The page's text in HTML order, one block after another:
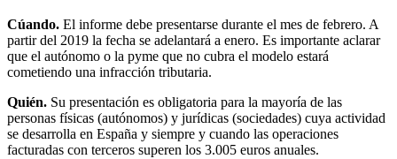
Cúando. El informe debe presentarse durante el mes de febrero. A
partir del 2019 la fecha se adelantará a enero. Es importante aclarar
que el autónomo o la pyme que no cubra el modelo estará
cometiendo una infracción tributaria.
Quién. Su presentación es obligatoria para la mayoría de las
personas físicas (autónomos) y jurídicas (sociedades) cuya actividad
se desarrolla en España y siempre y cuando las operaciones
facturadas con terceros superen los 3.005 euros anuales.